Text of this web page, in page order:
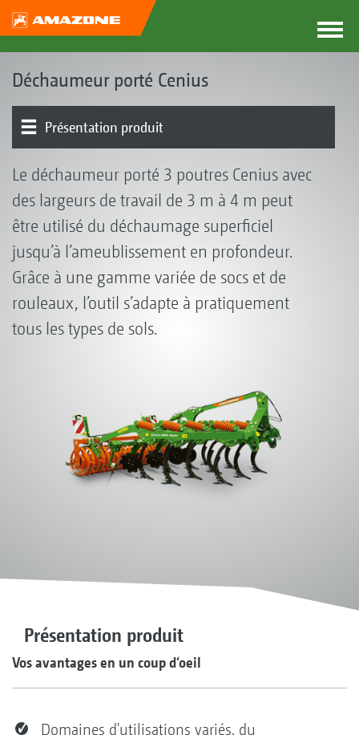
Déchaumeur porté Cenius
Présentation produit
Le déchaumeur porté 3 poutres Cenius avec
des largeurs de travail de 3 m à 4 m peut
être utilisé du déchaumage superficiel
jusqu’à l’ameublissement en profondeur.
Grâce à une gamme variée de socs et de
rouleaux, l’outil s’adapte à pratiquement
tous les types de sols.
Présentation produit
Vos avantages en un coup d‘oeil
Domaines d'utilisations variés, du